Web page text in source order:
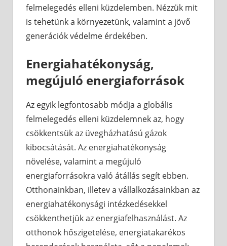
felmelegedés elleni küzdelemben. Nézzük mit
is tehetünk a környezetünk, valamint a jövő
generációk védelme érdekében.
Energiahatékonyság,
megújuló energiaforrások
Az egyik legfontosabb módja a globális
felmelegedés elleni küzdelemnek az, hogy
csökkentsük az üvegházhatású gázok
kibocsátását. Az energiahatékonyság
növelése, valamint a megújuló
energiaforrásokra való átállás segít ebben.
Otthonainkban, illetev a vállalkozásainkban az
energiahatékonysági intézkedésekkel
csökkenthetjük az energiafelhasználást. Az
otthonok hőszigetelése, energiatakarékos